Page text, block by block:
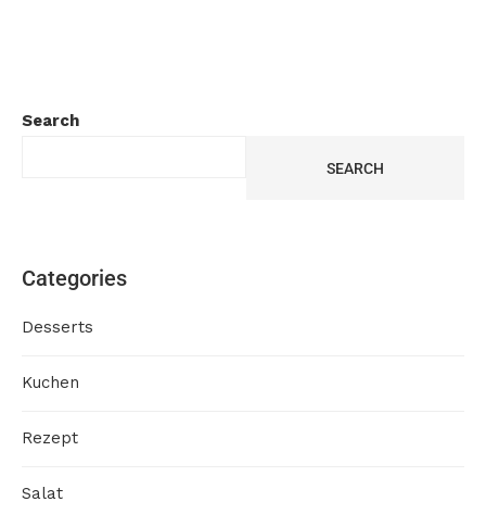
Search
SEARCH
Categories
Desserts
Kuchen
Rezept
Salat